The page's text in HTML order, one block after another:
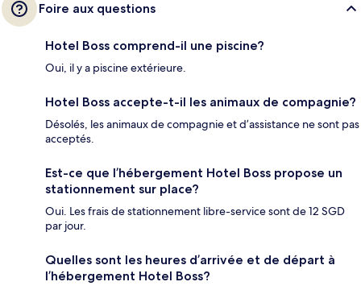
Foire aux questions
Hotel Boss comprend-il une piscine?
Oui, il y a piscine extérieure.
Hotel Boss accepte-t-il les animaux de compagnie?
Désolés, les animaux de compagnie et d’assistance ne sont pas
acceptés.
Est-ce que l’hébergement Hotel Boss propose un
stationnement sur place?
Oui. Les frais de stationnement libre-service sont de 12 SGD
par jour.
Quelles sont les heures d’arrivée et de départ à
l’hébergement Hotel Boss?